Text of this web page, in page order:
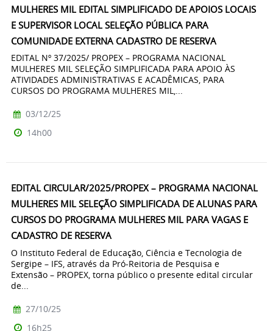
MULHERES MIL EDITAL SIMPLIFICADO DE APOIOS LOCAIS
E SUPERVISOR LOCAL SELEÇÃO PÚBLICA PARA
COMUNIDADE EXTERNA CADASTRO DE RESERVA
EDITAL Nº 37/2025/ PROPEX – PROGRAMA NACIONAL
MULHERES MIL SELEÇÃO SIMPLIFICADA PARA APOIO ÀS
ATIVIDADES ADMINISTRATIVAS E ACADÊMICAS, PARA
CURSOS DO PROGRAMA MULHERES MIL,...
03/12/25
14h00
EDITAL CIRCULAR/2025/PROPEX – PROGRAMA NACIONAL
MULHERES MIL SELEÇÃO SIMPLIFICADA DE ALUNAS PARA
CURSOS DO PROGRAMA MULHERES MIL PARA VAGAS E
CADASTRO DE RESERVA
O Instituto Federal de Educação, Ciência e Tecnologia de
Sergipe – IFS, através da Pró-Reitoria de Pesquisa e
Extensão – PROPEX, torna público o presente edital circular
de...
27/10/25
16h25